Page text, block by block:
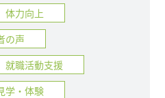
体力向上
の声
就職活動支援
学・体験